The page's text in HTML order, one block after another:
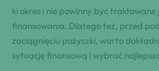
ki okres i nie powinny być traktowane
finansowania. Dlatego też, przed
zaciągnięciu pożyczki, warto
sytuację finansową i wybrać